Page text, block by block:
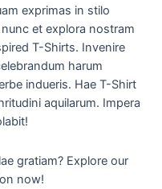
exprimas in stilo
et explora nostram
T-Shirts. Invenire
harum
indueris. Hae T-Shirt
aquilarum. Impera
gratiam? Explore our
now!